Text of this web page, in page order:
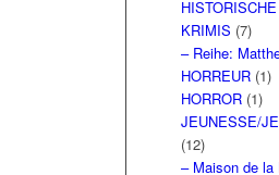
KRIMIS (7)
– Reihe:
HORREUR (1)
HORROR (1)
JEUNESSE/
(12)
– Maison de la